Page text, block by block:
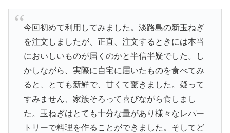
今回初めて利用してみました。淡路島の新玉ねぎ
を注文しましたが、正直、注文するときには本当
においしいものが届くのかと半信半疑でした。し
かしながら、実際に自宅に届いたものを食べてみ
ると、とても新鮮で、甘くて驚きました。疑って
すみません、家族そろって喜びながら食しまし
た。玉ねぎはとても十分な量があり様々なレパー
トリーで料理を作ることができました。そしてど